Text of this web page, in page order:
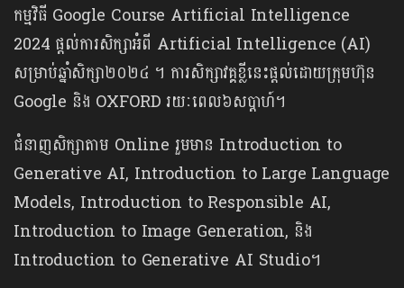
កម្មវិធី Google Course Artificial Intelligence
2024 ផ្ដល់ការសិក្សាអំពី Artificial Intelligence​ (AI)
សម្រាប់ឆ្នាំសិក្សា២០២៤ ។ ការសិក្សាវគ្គខ្លីនេះផ្ដល់ដោយក្រុមហ៊ុន​
Google និង OXFORD រយៈពេល៦សប្ដាហ៍។
ជំនាញសិក្សាតាម Online រួមមាន Introduction to
Generative AI, Introduction to Large Language
Models, Introduction to Responsible AI,
Introduction to Image Generation, និង
Introduction to Generative AI Studio។